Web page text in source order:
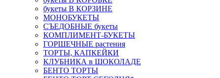
букеты В КОРЗИНЕ
МОНОБУКЕТЫ
СЪЕДОБНЫЕ букеты
КОМПЛИМЕНТ-БУКЕТЫ
ГОРШЕЧНЫЕ растения
ТОРТЫ, КАПКЕЙКИ
КЛУБНИКА в ШОКОЛАДЕ
БЕНТО ТОРТЫ